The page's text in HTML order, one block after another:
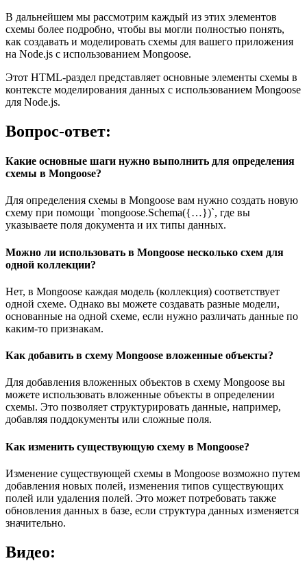
В дальнейшем мы рассмотрим каждый из этих элементов
схемы более подробно, чтобы вы могли полностью понять,
как создавать и моделировать схемы для вашего приложения
на Node.js с использованием Mongoose.
Этот HTML-раздел представляет основные элементы схемы в
контексте моделирования данных с использованием Mongoose
для Node.js.
Вопрос-ответ:
Какие основные шаги нужно выполнить для определения
схемы в Mongoose?
Для определения схемы в Mongoose вам нужно создать новую
схему при помощи `mongoose.Schema({…})`, где вы
указываете поля документа и их типы данных.
Можно ли использовать в Mongoose несколько схем для
одной коллекции?
Нет, в Mongoose каждая модель (коллекция) соответствует
одной схеме. Однако вы можете создавать разные модели,
основанные на одной схеме, если нужно различать данные по
каким-то признакам.
Как добавить в схему Mongoose вложенные объекты?
Для добавления вложенных объектов в схему Mongoose вы
можете использовать вложенные объекты в определении
схемы. Это позволяет структурировать данные, например,
добавляя поддокументы или сложные поля.
Как изменить существующую схему в Mongoose?
Изменение существующей схемы в Mongoose возможно путем
добавления новых полей, изменения типов существующих
полей или удаления полей. Это может потребовать также
обновления данных в базе, если структура данных изменяется
значительно.
Видео: